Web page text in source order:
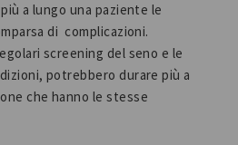
a lungo una paziente le
di complicazioni.
screening del seno e le
potrebbero durare più a
che hanno le stesse